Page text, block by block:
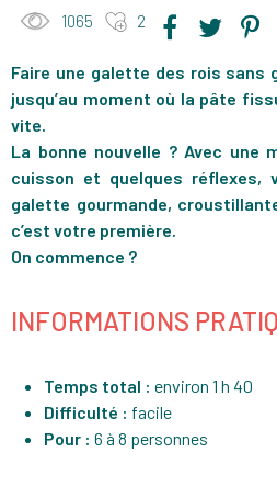
1065 2
Faire une galette des rois
jusqu’au moment où la pâte
vite.
La bonne nouvelle ?Avec une
cuisson et quelques réflexes,
galette gourmande,
c’est votre première.
On commence ?
INFORMATIONS
Temps total : environ 1 h 40
Difficulté : facile
Pour : 6 à 8 personnes